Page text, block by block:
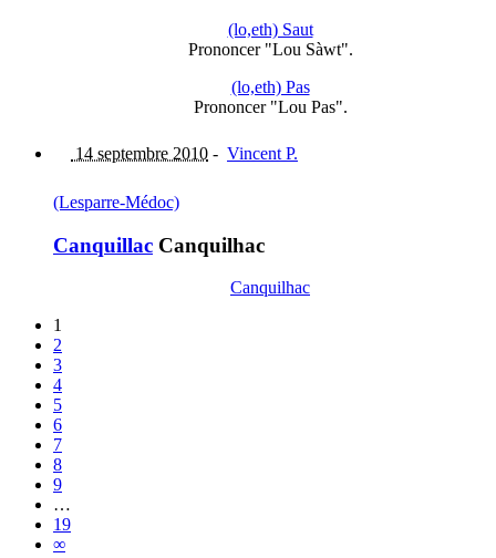
(lo,eth) Saut
Prononcer "Lou Sàwt".
(lo,eth) Pas
Prononcer "Lou Pas".
14 septembre 2010 - Vincent P.
(Lesparre-Médoc)
Canquillac Canquilhac
Canquilhac
1
2
3
4
5
6
7
8
9
…
19
∞